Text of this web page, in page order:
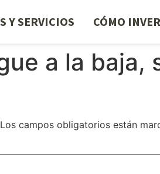
Y SERVICIOS CÓMO
a la baja,
Los campos obligatorios están